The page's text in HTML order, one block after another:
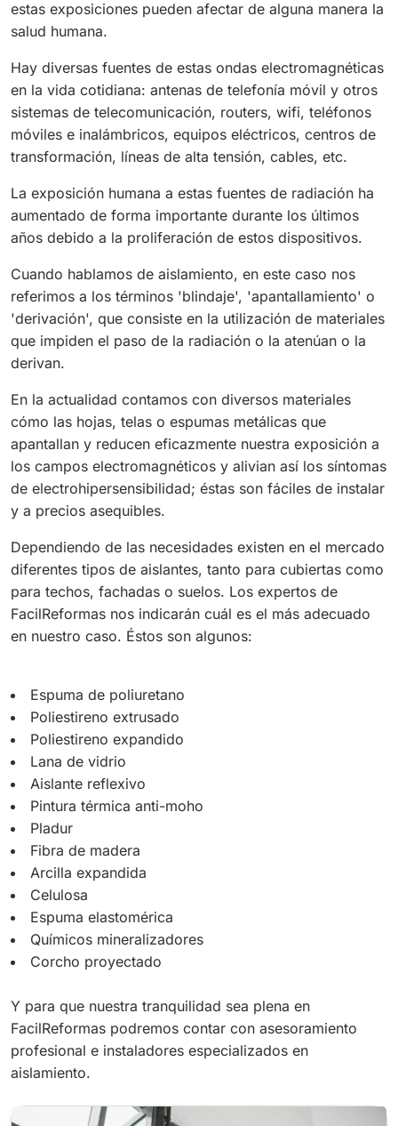
estas exposiciones pueden afectar de alguna manera la
salud humana.
Hay diversas fuentes de estas ondas electromagnéticas
en la vida cotidiana: antenas de telefonía móvil y otros
sistemas de telecomunicación, routers, wifi, teléfonos
móviles e inalámbricos, equipos eléctricos, centros de
transformación, líneas de alta tensión, cables, etc.
La exposición humana a estas fuentes de radiación ha
aumentado de forma importante durante los últimos
años debido a la proliferación de estos dispositivos.
Cuando hablamos de aislamiento, en este caso nos
referimos a los términos 'blindaje', 'apantallamiento' o
'derivación', que consiste en la utilización de materiales
que impiden el paso de la radiación o la atenúan o la
derivan.
En la actualidad contamos con diversos materiales
cómo las hojas, telas o espumas metálicas que
apantallan y reducen eficazmente nuestra exposición a
los campos electromagnéticos y alivian así los síntomas
de electrohipersensibilidad; éstas son fáciles de instalar
y a precios asequibles.
Dependiendo de las necesidades existen en el mercado
diferentes tipos de aislantes, tanto para cubiertas como
para techos, fachadas o suelos. Los expertos de
FacilReformas nos indicarán cuál es el más adecuado
en nuestro caso. Éstos son algunos:
Espuma de poliuretano
Poliestireno extrusado
Poliestireno expandido
Lana de vidrio
Aislante reflexivo
Pintura térmica anti-moho
Pladur
Fibra de madera
Arcilla expandida
Celulosa
Espuma elastomérica
Químicos mineralizadores
Corcho proyectado
Y para que nuestra tranquilidad sea plena en
FacilReformas podremos contar con asesoramiento
profesional e instaladores especializados en
aislamiento.